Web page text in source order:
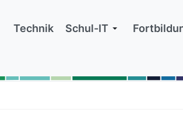
Technik Schul-IT